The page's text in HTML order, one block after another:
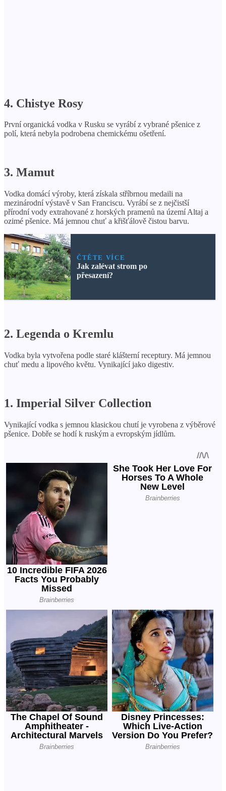
4. Chistye Rosy
První organická vodka v Rusku se vyrábí z vybrané pšenice z
polí, která nebyla podrobena chemickému ošetření.
3. Mamut
Vodka domácí výroby, která získala stříbrnou medaili na
mezinárodní výstavě v San Franciscu. Vyrábí se z nejčistší
přírodní vody extrahované z horských pramenů na území Altaj a
ozimé pšenice. Má jemnou chuť a křišťálově čistou barvu.
ČTĚTE VÍCE
Jak zalévat strom po
přesazení?
2. Legenda o Kremlu
Vodka byla vytvořena podle staré klášterní receptury. Má jemnou
chuť medu a lipového květu. Vynikající jako digestiv.
1. Imperial Silver Collection
Vynikající vodka s jemnou klasickou chutí je vyrobena z výběrové
pšenice. Dobře se hodí k ruským a evropským jídlům.